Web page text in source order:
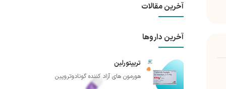
آخرین مقالات
آخرین داروها
تریپتورلین
هورمون های آزاد کننده گونادوتروپین